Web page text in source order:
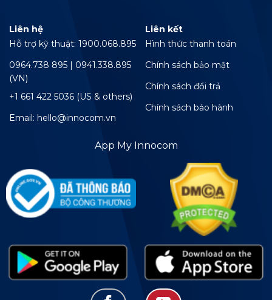
Liên hệ
Hỗ trợ kỹ thuật: 1900.068.895
0964.738 895 | 0941.338.895
(VN)
+1 661 422 5036 (US & others)
Email: hello@innocom.vn
Liên kết
Hình thức thanh toán
Chính sách bảo mật
Chính sách đổi trả
Chính sách bảo hành
App My Innocom